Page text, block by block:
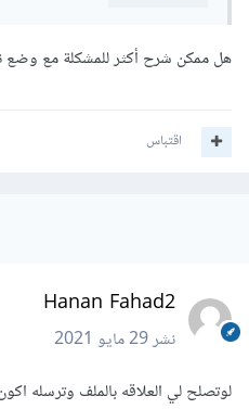
هل ممكن شرح أكثر للمشكلة مع وضع
اقتباس
Hanan Fahad2
نشر29 مايو 2021
لوتصلح لي العلاقه بالملف وترسله